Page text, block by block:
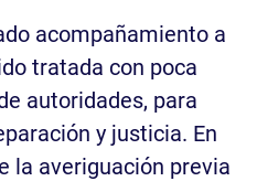
acompañamiento a
tratada con poca
autoridades, para
y justicia. En
la averiguación previa